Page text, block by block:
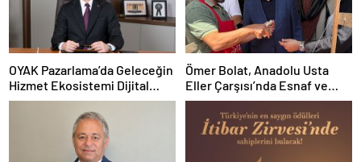
OYAK Pazarlama’da Geleceğin
Hizmet Ekosistemi Dijital
Dönüşümle Şekilleniyor
Ömer Bolat, Anadolu Usta
Eller Çarşısı’nda Esnaf ve
Sanatkârlarla Buluştu